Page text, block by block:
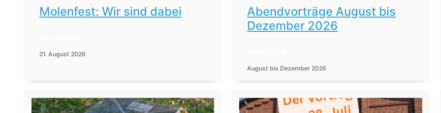
Molenfest: Wir sind dabei
21. August 2026
Abendvorträge August bis
Dezember 2026
August bis Dezember 2026